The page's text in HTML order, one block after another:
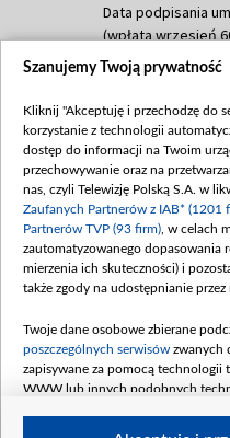
Data podpisania
(wpłata wrzesień
Dofinansowanie 635
(wpłata wrzesień
mln, listopad 265
Dofinansowanie 48
Data podpisania
(wpłata grudzień
Dofinansowanie
Data podpisania
kwiecień 180 mln,
czerwca 90 mln)
Dofinansowanie
4 sierpnia 250 mln
Szanujemy Twoją prywatność
Kliknij "Akceptuję i przechodzę do
korzystanie z technologii
dostęp do informacji na Twoim
przechowywanie oraz na
nas, czyli Telewizję Polską S.A. w
Zaufanych Partnerów z IAB* (1201
Partnerów TVP (93 firm) , w celach
zautomatyzowanego dopasowania
mierzenia ich skuteczności) i
także zgody na udostępnianie
Twoje dane osobowe zbierane
poszczególnych serwisów zwanych
zapisywane za pomocą technologii
WWW lub innych podobnych